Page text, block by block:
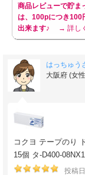
商品レビューで貯ま
は、100pにつき100
出来ます♪
→ 詳し
はっちゅう
大阪府 (女
コクヨ テープのり
15個 タ-D400-
投稿日